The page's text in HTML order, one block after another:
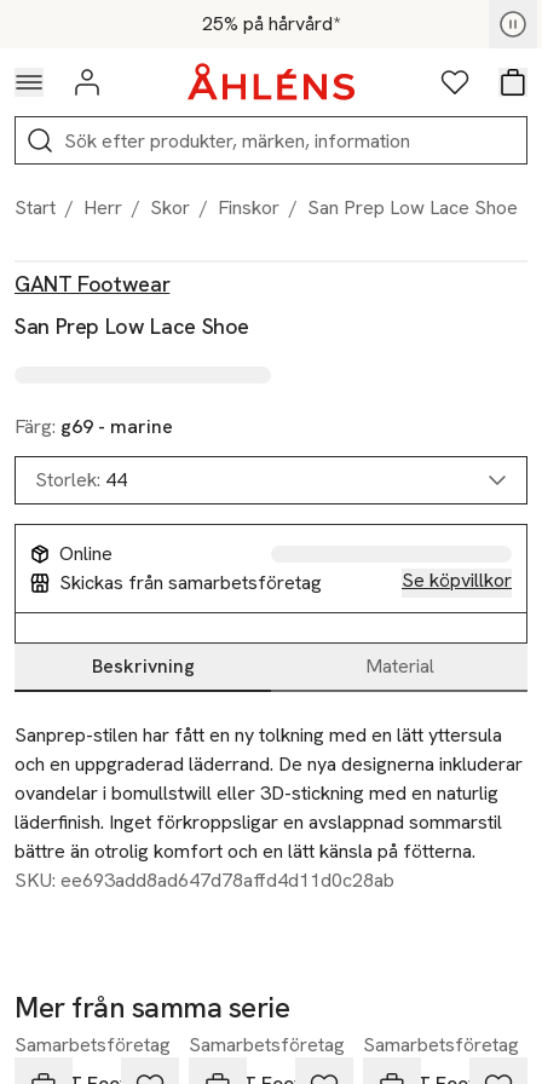
Hoppa till navigationsmenyn25% på hårvård*
För medlemmar - Shoppa nu
Logga in Favoriter
Sök
Start / Herr / Skor / Finskor / San Prep Low Lace Shoe
GANT Footwear
San Prep Low Lace Shoe
Färg: g69 - marine
Storlek: 44
Online
Skickas från samarbetsföretag
Se köpvillkor
Beskrivning Material
Beskrivning
Sanprep-stilen har fått en ny tolkning med en lätt yttersula
och en uppgraderad läderrand. De nya designerna inkluderar
ovandelar i bomullstwill eller 3D-stickning med en naturlig
läderfinish. Inget förkroppsligar en avslappnad sommarstil
bättre än otrolig komfort och en lätt känsla på fötterna.
SKU: ee693add8ad647d78affd4d11d0c28ab
Mer från samma serie
Hoppa över bildspelet
Samarbetsföretag
Samarbetsföretag
Samarbetsföretag